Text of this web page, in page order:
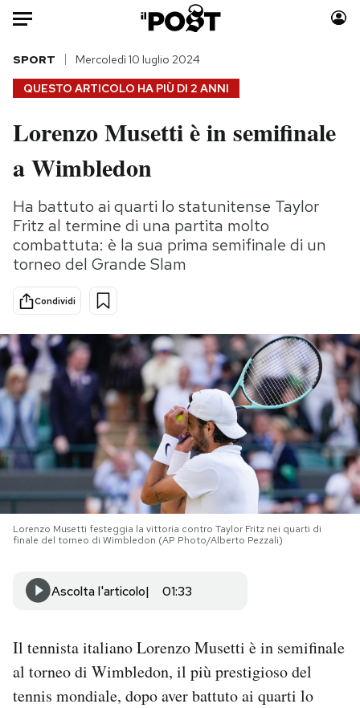
Auto
HOME
Italia
Politica
Tecnologia
Internet
Scienza
Cultura
Economia
Moda
Storie/Idee
Ok Boomer!
Media
PODCAST
NEWSLETTER
I MIEI PREFERITI
CALENDARIO
AREA PERSONALE
Area Personale
QUESTO ARTICOLO HA PIÙ DI 2 ANNI
SPORT Mercoledì 10 luglio 2024
Lorenzo Musetti è in semifinale
a Wimbledon
Ha battuto ai quarti lo statunitense Taylor
Fritz al termine di una partita molto
combattuta: è la sua prima semifinale di un
torneo del Grande Slam
Condividi
Lorenzo Musetti festeggia la vittoria contro Taylor Fritz nei quarti di
finale del torneo di Wimbledon (AP Photo/Alberto Pezzali)
Ascolta l'articolo 01:33
Il tennista italiano Lorenzo Musetti è in semifinale
al torneo di Wimbledon, il più prestigioso del
tennis mondiale, dopo aver battuto ai quarti lo